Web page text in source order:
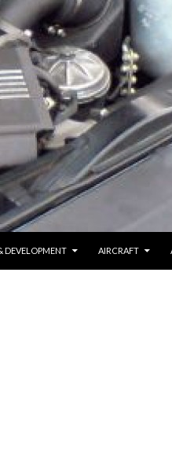
DEVELOPMENT AIRCRAFT